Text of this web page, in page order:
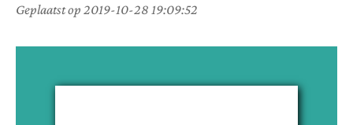
Geplaatst op 2019-10-28 19:09:52